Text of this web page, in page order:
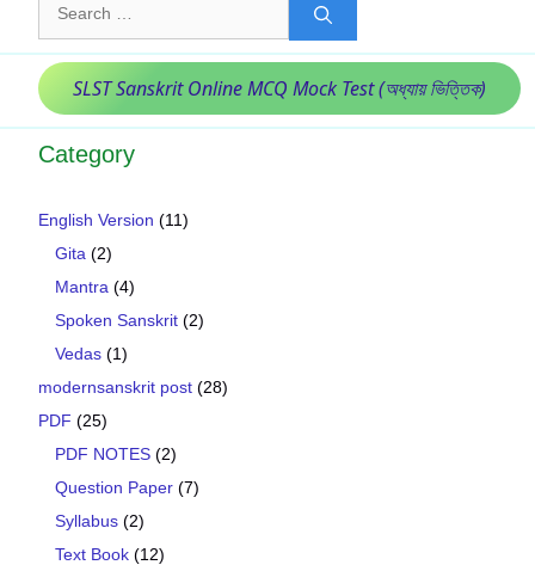
for:
SLST Sanskrit Online MCQ Mock Test (অধ্যায় ভিত্তিক)
Category
English Version (11)
Gita (2)
Mantra (4)
Spoken Sanskrit (2)
Vedas (1)
modernsanskrit post (28)
PDF (25)
PDF NOTES (2)
Question Paper (7)
Syllabus (2)
Text Book (12)